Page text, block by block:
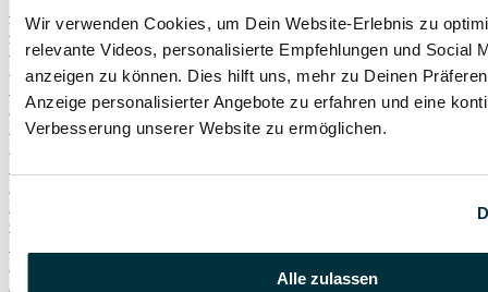
Wir verwenden Cookies, um Dein Website-Erlebnis zu
relevante Videos, personalisierte Empfehlungen und Social
anzeigen zu können. Dies hilft uns, mehr zu Deinen
Anzeige personalisierter Angebote zu erfahren und eine
Verbesserung unserer Website zu ermöglichen.
Alle zulassen
Wurm
Wurmkuren
Dermatophyten
Hautentzündung
Hautpilz
Pilzinfektion
Entwöhnung
Katzenbabys
Kitten
Beschwichtigung
Gähnen
Hundeverhalten
Körpersignal